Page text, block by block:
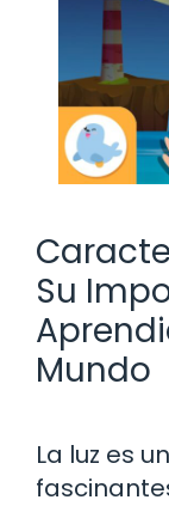
Su
Mundo
La luz es